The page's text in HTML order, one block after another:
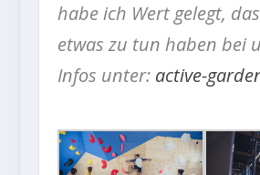
habe ich Wert gelegt,
etwas zu tun haben bei
Infos unter: active-